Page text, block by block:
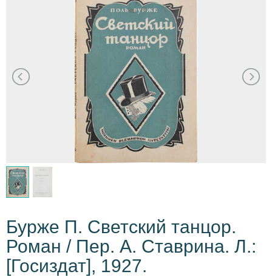
Бурже П. Светский танцор.
Роман / Пер. А. Ставрина. Л.:
[Госиздат], 1927.